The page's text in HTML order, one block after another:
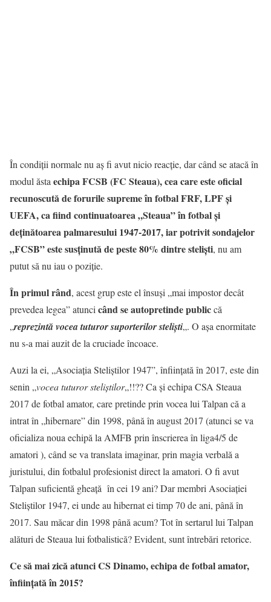
În condiții normale nu aș fi avut nicio reacție, dar când se atacă în
modul ăstaechipa FCSB (FC Steaua), cea care este oficial
recunoscută de forurile supreme în fotbal FRF, LPF și
UEFA, ca fiind continuatoarea „Steaua” în fotbal și
deținătoarea palmaresului 1947-2017, iar potrivit sondajelor
„FCSB” este susținută de peste 80% dintre steliști, nu am
putut să nu iau o poziție.
În primul rând, acest grup este el însuși „mai impostor decât
prevedea legea” atuncicând se autopretinde publiccă
„reprezintă vocea tuturor suporterilor steliști„. O așa enormitate
nu s-a mai auzit de la cruciade încoace.
Auzi la ei, „Asociația Steliștilor 1947”, înființată în 2017, este din
senin „vocea tuturor steliștilor„!!?? Ca și echipa CSA Steaua
2017 de fotbal amator, care pretinde prin vocea lui Talpan că a
intrat în „hibernare” din 1998, până în august 2017 (atunci se va
oficializa noua echipă la AMFB prin înscrierea în liga4/5 de
amatori ), când se va translata imaginar, prin magia verbală a
juristului, din fotbalul profesionist direct la amatori. O fi avut
Talpan suficientă gheață în cei 19 ani? Dar membri Asociației
Steliștilor 1947, ei unde au hibernat ei timp 70 de ani, până în
2017. Sau măcar din 1998 până acum? Tot în sertarul lui Talpan
alături de Steaua lui fotbalistică? Evident, sunt întrebări retorice.
Ce să mai zică atunci CS Dinamo, echipa de fotbal amator,
înființată în 2015?